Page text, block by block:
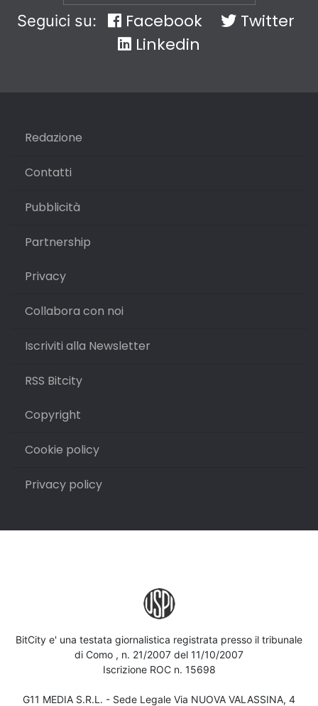
Seguici su: Facebook
Twitter
Linkedin
Redazione
Contatti
Pubblicità
Partnership
Privacy
Collabora con noi
Iscriviti alla Newsletter
RSS Bitcity
Copyright
Cookie policy
Privacy policy
BitCity e' una testata giornalistica registrata presso il tribunale
di Como , n. 21/2007 del 11/10/2007
Iscrizione ROC n. 15698
G11 MEDIA S.R.L. - Sede Legale Via NUOVA VALASSINA, 4